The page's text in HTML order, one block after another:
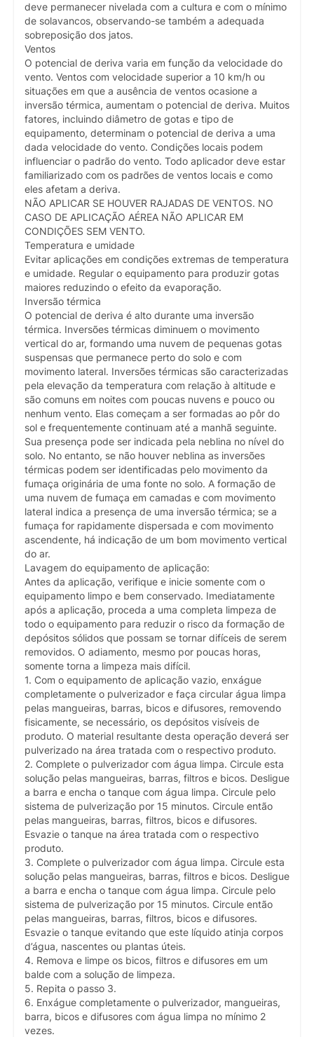
deve permanecer nivelada com a cultura e com o mínimo
de solavancos, observando-se também a adequada
sobreposição dos jatos.
Ventos
O potencial de deriva varia em função da velocidade do
vento. Ventos com velocidade superior a 10 km/h ou
situações em que a ausência de ventos ocasione a
inversão térmica, aumentam o potencial de deriva. Muitos
fatores, incluindo diâmetro de gotas e tipo de
equipamento, determinam o potencial de deriva a uma
dada velocidade do vento. Condições locais podem
influenciar o padrão do vento. Todo aplicador deve estar
familiarizado com os padrões de ventos locais e como
eles afetam a deriva.
NÃO APLICAR SE HOUVER RAJADAS DE VENTOS. NO
CASO DE APLICAÇÃO AÉREA NÃO APLICAR EM
CONDIÇÕES SEM VENTO.
Temperatura e umidade
Evitar aplicações em condições extremas de temperatura
e umidade. Regular o equipamento para produzir gotas
maiores reduzindo o efeito da evaporação.
Inversão térmica
O potencial de deriva é alto durante uma inversão
térmica. Inversões térmicas diminuem o movimento
vertical do ar, formando uma nuvem de pequenas gotas
suspensas que permanece perto do solo e com
movimento lateral. Inversões térmicas são caracterizadas
pela elevação da temperatura com relação à altitude e
são comuns em noites com poucas nuvens e pouco ou
nenhum vento. Elas começam a ser formadas ao pôr do
sol e frequentemente continuam até a manhã seguinte.
Sua presença pode ser indicada pela neblina no nível do
solo. No entanto, se não houver neblina as inversões
térmicas podem ser identificadas pelo movimento da
fumaça originária de uma fonte no solo. A formação de
uma nuvem de fumaça em camadas e com movimento
lateral indica a presença de uma inversão térmica; se a
fumaça for rapidamente dispersada e com movimento
ascendente, há indicação de um bom movimento vertical
do ar.
Lavagem do equipamento de aplicação:
Antes da aplicação, verifique e inicie somente com o
equipamento limpo e bem conservado. Imediatamente
após a aplicação, proceda a uma completa limpeza de
todo o equipamento para reduzir o risco da formação de
depósitos sólidos que possam se tornar difíceis de serem
removidos. O adiamento, mesmo por poucas horas,
somente torna a limpeza mais difícil.
1. Com o equipamento de aplicação vazio, enxágue
completamente o pulverizador e faça circular água limpa
pelas mangueiras, barras, bicos e difusores, removendo
fisicamente, se necessário, os depósitos visíveis de
produto. O material resultante desta operação deverá ser
pulverizado na área tratada com o respectivo produto.
2. Complete o pulverizador com água limpa. Circule esta
solução pelas mangueiras, barras, filtros e bicos. Desligue
a barra e encha o tanque com água limpa. Circule pelo
sistema de pulverização por 15 minutos. Circule então
pelas mangueiras, barras, filtros, bicos e difusores.
Esvazie o tanque na área tratada com o respectivo
produto.
3. Complete o pulverizador com água limpa. Circule esta
solução pelas mangueiras, barras, filtros e bicos. Desligue
a barra e encha o tanque com água limpa. Circule pelo
sistema de pulverização por 15 minutos. Circule então
pelas mangueiras, barras, filtros, bicos e difusores.
Esvazie o tanque evitando que este líquido atinja corpos
d’água, nascentes ou plantas úteis.
4. Remova e limpe os bicos, filtros e difusores em um
balde com a solução de limpeza.
5. Repita o passo 3.
6. Enxágue completamente o pulverizador, mangueiras,
barra, bicos e difusores com água limpa no mínimo 2
vezes.